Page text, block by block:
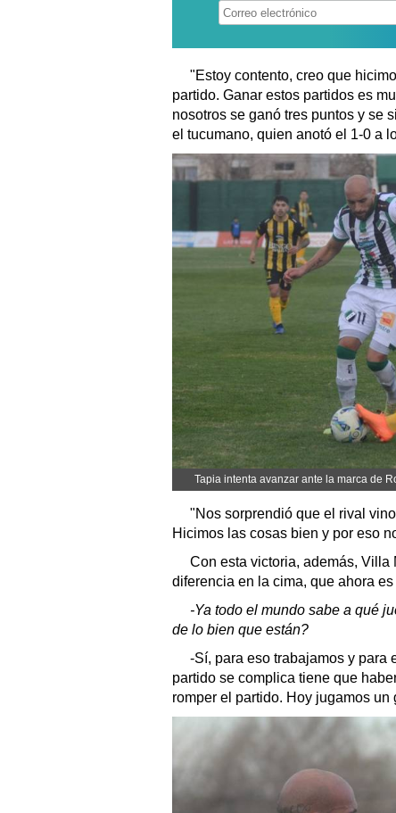
"Estoy contento, creo que
partido. Ganar estos partidos es
nosotros se ganó tres puntos y se
el tucumano, quien anotó el 1-0 a
Tapia intenta avanzar ante la marca de
"Nos sorprendió que el rival
Hicimos las cosas bien y por eso
Con esta victoria, además, Villa
diferencia en la cima, que ahora
-Ya todo el mundo sabe a qué
de lo bien que están?
-Sí, para eso trabajamos y para
partido se complica tiene que
romper el partido. Hoy jugamos un